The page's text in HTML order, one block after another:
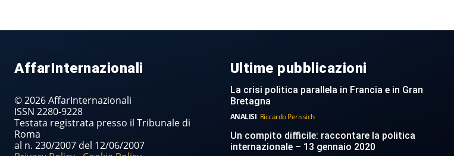
AffarInternazionali
© 2026 AffarInternazionali
ISSN 2280-9228
Testata registrata presso il Tribunale di
Roma
al n. 230/2007 del 12/06/2007
Ultime pubblicazioni
La crisi politica parallela in Francia e in Gran
Bretagna
ANALISI Riccardo Perissich
Un compito difficile: raccontare la politica
internazionale – 13 gennaio 2020